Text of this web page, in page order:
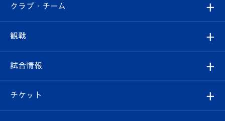
すべて
クラブ
試合情報
クラブ・チーム
クラブ概要
エンブレム紹介
観戦
観戦ルール
はじめての観戦ガイド
試合情報
試合日程/結果
チケット